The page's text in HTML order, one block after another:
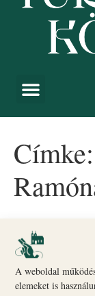
A weboldal
elemeket is
Címke:
A
Lékai-